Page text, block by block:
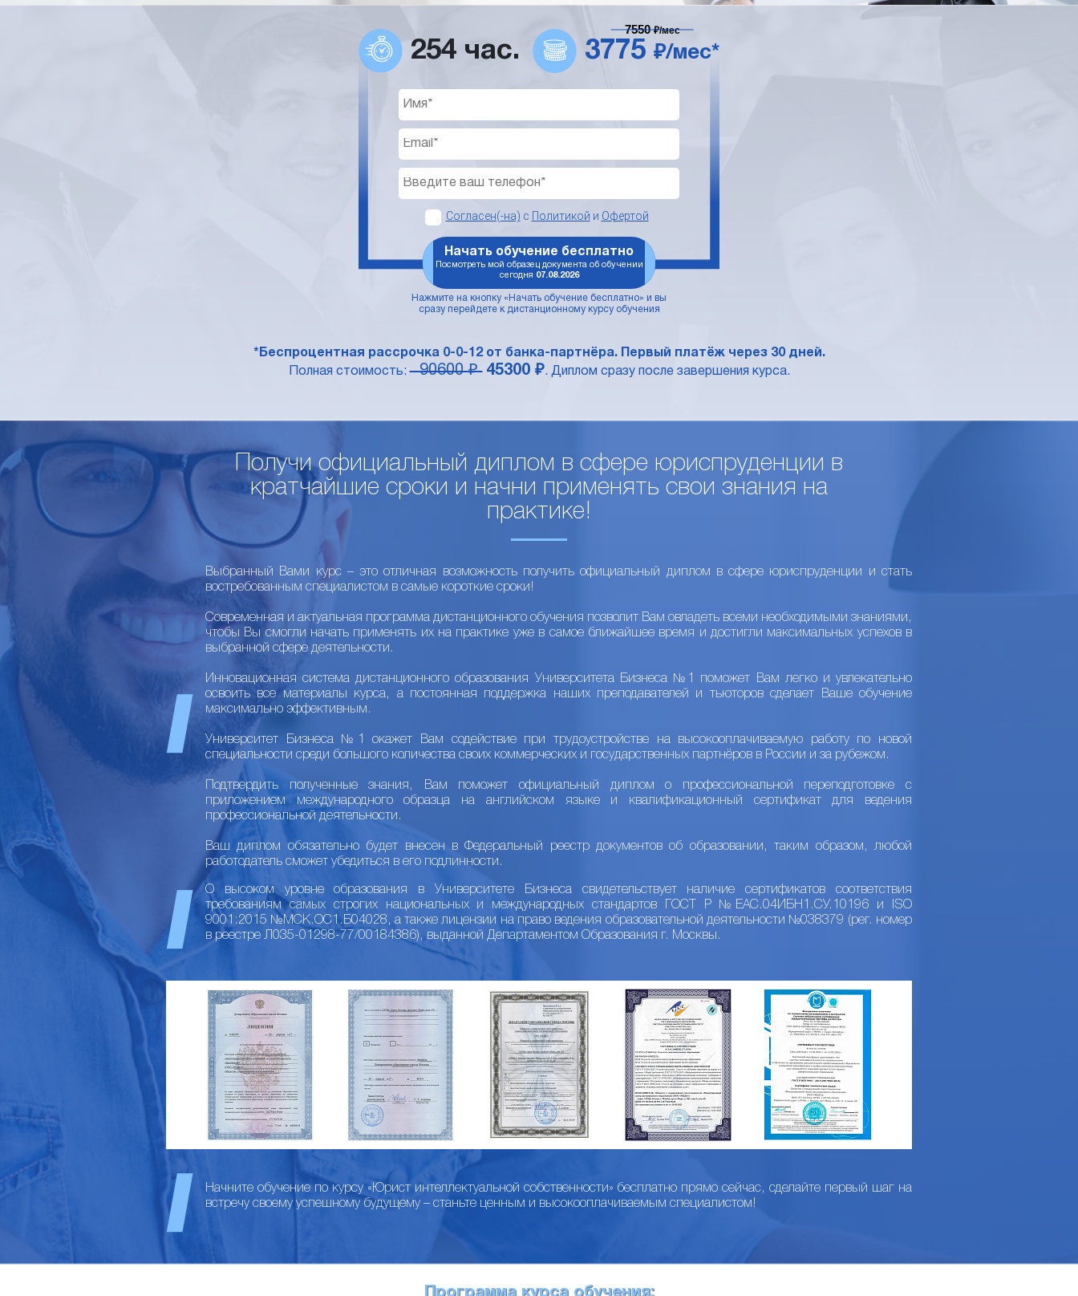
254 час. 3775 ₽/мес*
7550₽/мес
Согласен(-на) с Политикой и Офертой
Начать обучение бесплатно
Посмотреть мой образец документа об обучении
сегодня 07.08.2026
Нажмите на кнопку «Начать обучение бесплатно» и вы
сразу перейдете к дистанционному курсу обучения
*Беспроцентная рассрочка 0-0-12 от банка-партнёра. Первый платёж через 30 дней.
Полная стоимость:90600 ₽ 45300 ₽. Диплом сразу после завершения курса.
Получи официальный диплом в сфере юриспруденции в
кратчайшие сроки и начни применять свои знания на
практике!
Выбранный Вами курс – это отличная возможность получить официальный диплом в сфере юриспруденции и стать
востребованным специалистом в самые короткие сроки!
Современная и актуальная программа дистанционного обучения позволит Вам овладеть всеми необходимыми знаниями,
чтобы Вы смогли начать применять их на практике уже в самое ближайшее время и достигли максимальных успехов в
выбранной сфере деятельности.
Инновационная система дистанционного образования Университета Бизнеса №1 поможет Вам легко и увлекательно
освоить все материалы курса, а постоянная поддержка наших преподавателей и тьюторов сделает Ваше обучение
максимально эффективным.
Университет Бизнеса №1 окажет Вам содействие при трудоустройстве на высокооплачиваемую работу по новой
специальности среди большого количества своих коммерческих и государственных партнёров в России и за рубежом.
Подтвердить полученные знания, Вам поможет официальный диплом о профессиональной переподготовке с
приложением международного образца на английском языке и квалификационный сертификат для ведения
профессиональной деятельности.
Ваш диплом обязательно будет внесен в Федеральный реестр документов об образовании, таким образом, любой
работодатель сможет убедиться в его подлинности.
О высоком уровне образования в Университете Бизнеса свидетельствует наличие сертификатов соответствия
требованиям самых строгих национальных и международных стандартов ГОСТ Р №ЕАС.04ИБН1.СУ.10196 и ISO
9001:2015 №МСК.ОС1.Б04028, а также лицензии на право ведения образовательной деятельности №038379 (рег. номер
в реестре Л035-01298-77/00184386), выданной Департаментом Образования г. Москвы.
Начните обучение по курсу «Юрист интеллектуальной собственности» бесплатно прямо сейчас, сделайте первый шаг на
встречу своему успешному будущему – станьте ценным и высокооплачиваемым специалистом!
Программа курса обучения: